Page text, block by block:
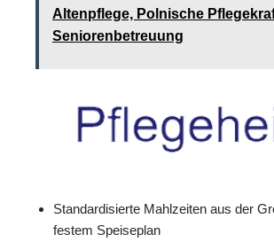
Altenpflege, Polnische
Seniorenbetreuung
Standardisierte Mahlzeiten aus der
festem Speiseplan